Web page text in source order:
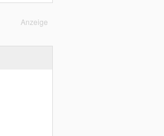
Anzeige